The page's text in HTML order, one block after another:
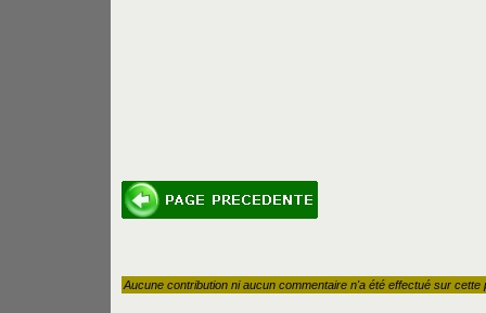
Aucune contribution ni aucun commentaire n'a été effectué sur cette